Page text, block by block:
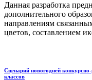
Данная разработка
дополнительного
направлениям
цветов, составлением
Сценарий новогодней
классов